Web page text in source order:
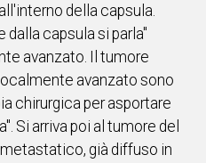
della capsula.
capsula si parla"
avanzato. Il tumore
avanzato sono
chirurgica per asportare
Si arriva poi al tumore del
già diffuso in